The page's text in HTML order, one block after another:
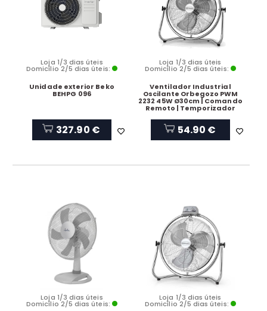
Loja 1/3 dias úteis
Domicílio 2/5 dias úteis:
Unidade exterior Beko
BEHPG 096
327.90 €
Loja 1/3 dias úteis
Domicílio 2/5 dias úteis:
Ventilador Industrial
Oscilante Orbegozo PWM
2232 45W Ø30cm | Comando
Remoto | Temporizador
54.90 €
Loja 1/3 dias úteis
Domicílio 2/5 dias úteis:
Loja 1/3 dias úteis
Domicílio 2/5 dias úteis: